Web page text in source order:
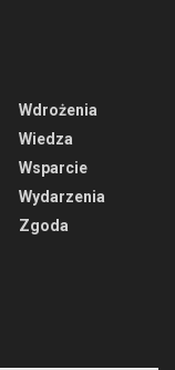
Wdrożenia
Wiedza
Wsparcie
Wydarzenia
Zgoda